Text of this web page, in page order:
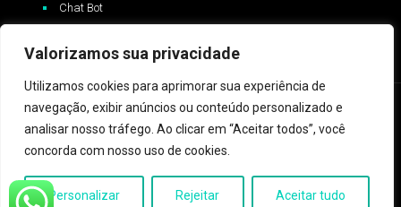
Valorizamos sua privacidade
Utilizamos cookies para aprimorar sua experiência de
navegação, exibir anúncios ou conteúdo personalizado e
analisar nosso tráfego. Ao clicar em “Aceitar todos”, você
concorda com nosso uso de cookies.
Personalizar Rejeitar Aceitar tudo
Chat Bot
propriedades da Whatsapp Inc™️ e não possui nenhum vínculo com
a ZAP Message